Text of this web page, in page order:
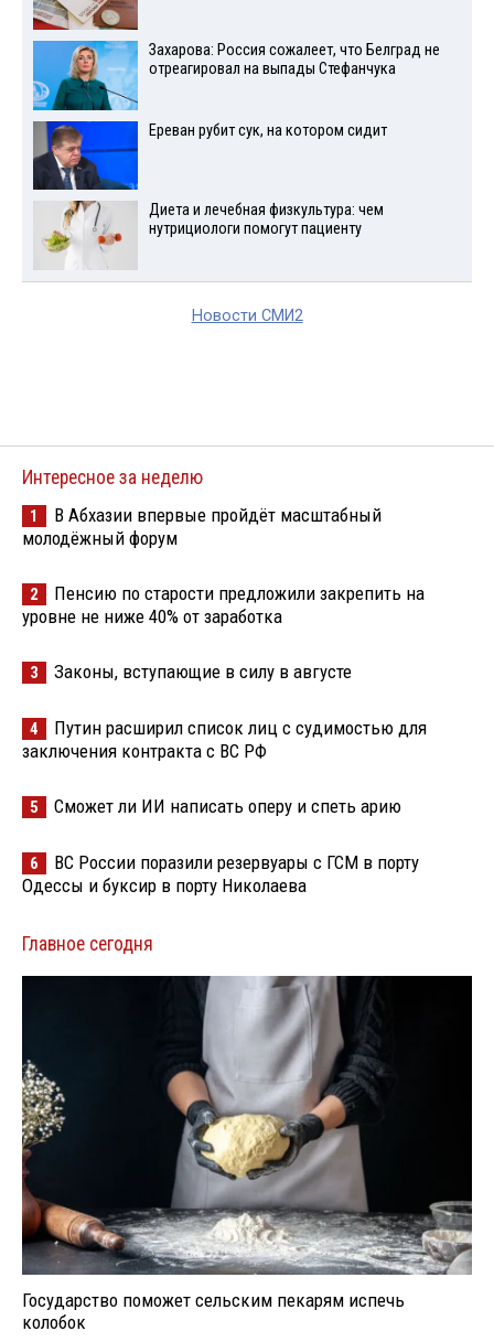
Захарова: Россия сожалеет, что Белград не
отреагировал на выпады Стефанчука
Ереван рубит сук, на котором сидит
Диета и лечебная физкультура: чем
нутрициологи помогут пациенту
Новости СМИ2
Интересное за неделю
1
В Абхазии впервые пройдёт масштабный
молодёжный форум
2
Пенсию по старости предложили закрепить на
уровне не ниже 40% от заработка
3 Законы, вступающие в силу в августе
4
Путин расширил список лиц с судимостью для
заключения контракта с ВС РФ
5 Сможет ли ИИ написать оперу и спеть арию
6
ВС России поразили резервуары с ГСМ в порту
Одессы и буксир в порту Николаева
Главное сегодня
Государство поможет сельским пекарям испечь
колобок